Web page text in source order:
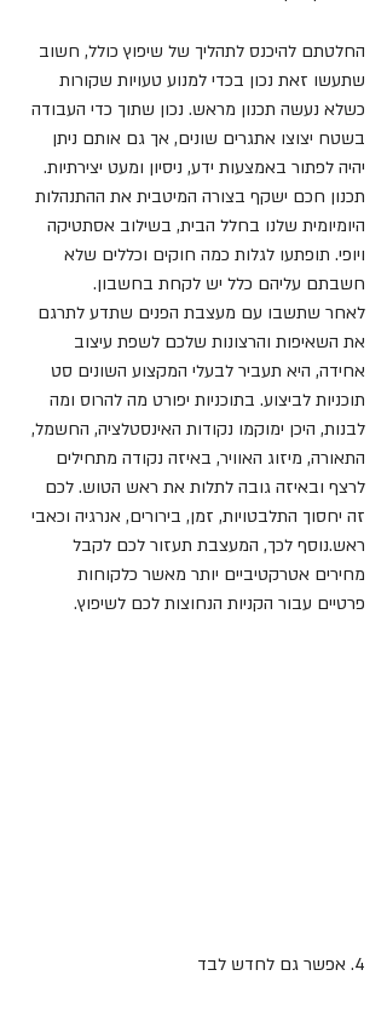
החלטתם להיכנס לתהליך של שיפוץ כולל, חשוב
שתעשו זאת נכון בכדי למנוע טעויות שקורות
כשלא נעשה תכנון מראש. נכון שתוך כדי העבודה
בשטח יצוצו אתגרים שונים, אך גם אותם ניתן
יהיה לפתור באמצעות ידע, ניסיון ומעט יצירתיות.
תכנון חכם ישקף בצורה המיטבית את ההתנהלות
היומיומית שלנו בחלל הבית, בשילוב אסתטיקה
ויופי. תופתעו לגלות כמה חוקים וכללים שלא
חשבתם עליהם כלל יש לקחת בחשבון.
לאחר שתשבו עם מעצבת הפנים שתדע לתרגם
את השאיפות והרצונות שלכם לשפת עיצוב
אחידה, היא תעביר לבעלי המקצוע השונים סט
תוכניות לביצוע. בתוכניות יפורט מה להרוס ומה
לבנות, היכן ימוקמו נקודות האינסטלציה, החשמל,
התאורה, מיזוג האוויר, באיזה נקודה מתחילים
לרצף ובאיזה גובה לתלות את ראש הטוש. לכם
זה יחסוך התלבטויות, זמן, בירורים, אנרגיה וכאבי
ראש.נוסף לכך, המעצבת תעזור לכם לקבל
מחירים אטרקטיביים יותר מאשר כלקוחות
פרטיים עבור הקניות הנחוצות לכם לשיפוץ.
4. אפשר גם לחדש לבד